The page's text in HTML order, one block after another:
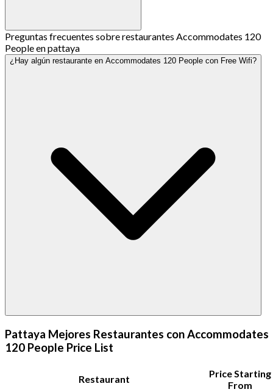
Preguntas frecuentes sobre restaurantes Accommodates 120
People en pattaya
¿Hay algún restaurante en Accommodates 120 People con Free Wifi?
Pattaya Mejores Restaurantes con Accommodates
120 People Price List
Restaurant
Price Starting
From